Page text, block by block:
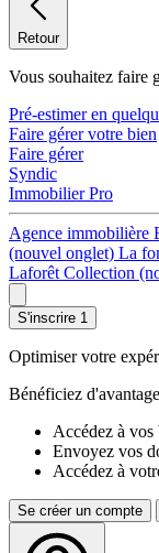
Retour
Vous souhaitez faire
Pré-estimer en
Faire gérer votre bien
Faire gérer
Syndic
Immobilier Pro
Agence immobilière
(nouvel onglet) La
Laforêt Collection
S'inscrire 1
Optimiser votre
Bénéficiez
Accédez à vos
Envoyez vos
Accédez à
Se créer un compte